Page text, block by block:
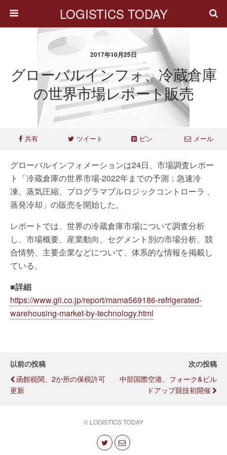
LOGISTICS TODAY
2017年10月25日
グローバルインフォ、冷蔵倉庫
の世界市場レポート販売
共有 ツイート ピン メール
グローバルインフォメーションは24日、市場調査レポー
ト「冷蔵倉庫の世界市場-2022年までの予測：急速冷
凍、蒸気圧縮、プログラマブルロジックコントローラ 、
蒸発冷却」の販売を開始した。
レポートでは、世界の冷蔵倉庫市場について調査分析
し、市場概要、産業動向、セグメント別の市場分析、競
合情勢、主要企業などについて、体系的な情報を掲載し
ている。
■詳細
https://www.gii.co.jp/report/mama569186-refrigerated-
warehousing-market-by-technology.html
以前の投稿
函館税関、2か所の保税許可
更新
次の投稿
中部国際空港、フォーク&ビル
ドアップ競技初開催
© LOGISTICS TODAY